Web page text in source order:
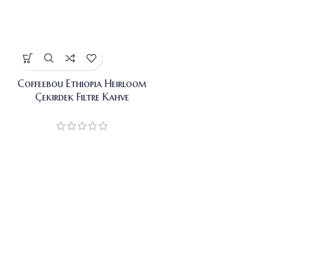
Coffeebou Ethiopia Heirloom
Çekirdek Filtre Kahve